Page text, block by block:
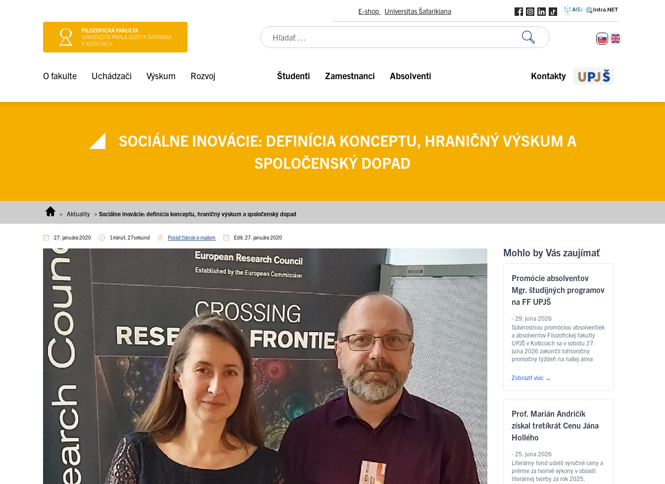
E-shop Universitas Šafarikiana
O fakulte Uchádzači Výskum Rozvoj Študenti Zamestnanci Absolventi Kontakty
SOCIÁLNE INOVÁCIE: DEFINÍCIA KONCEPTU, HRANIČNÝ VÝSKUM A
SPOLOČENSKÝ DOPAD
> Aktuality > Sociálne inovácie: definícia konceptu, hraničný výskum a spoločenský dopad
27. januára 2020 1minút, 27sekúnd Poslať článok e-mailom Edit: 27. januára 2020
Mohlo by Vás zaujímať
Promócie absolventov
Mgr. študijných programov
na FF UPJŠ
- 29. júna 2026
Slávnostnou promóciou absolventiek
a absolventov Filozofickej fakulty
UPJŠ v Košiciach sa v sobotu 27.
júna 2026 zakončil tohtoročný
promočný týždeň na našej alma
Aule Lekárskej fakulty UPJŠ na Tr.
SNP – o 9.00 hod. sa uskutočnili
promócie absolventov študijných
programov anglický jazyk pre
slovakisticko-mediálne štúdiá,
filozofia, sociálna práca …
Čítať
ďalej
Zobraziť viac →
Prof. Marián Andričík
získal tretíkrát Cenu Jána
Hollého
- 25. júna 2026
Literárny fond udelil výročné ceny a
prémie za tvorivé výkony v oblasti
literárnej tvorby za rok 2025.